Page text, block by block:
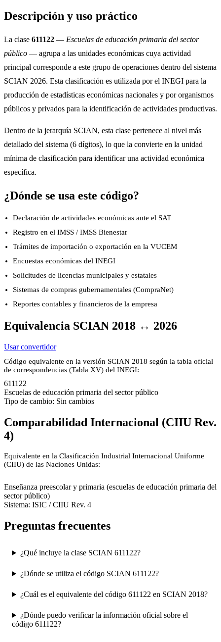
Descripción y uso práctico
La clase 611122 — Escuelas de educación primaria del sector
público — agrupa a las unidades económicas cuya actividad
principal corresponde a este grupo de operaciones dentro del sistema
SCIAN 2026. Esta clasificación es utilizada por el INEGI para la
producción de estadísticas económicas nacionales y por organismos
públicos y privados para la identificación de actividades productivas.
Dentro de la jerarquía SCIAN, esta clase pertenece al nivel más
detallado del sistema (6 dígitos), lo que la convierte en la unidad
mínima de clasificación para identificar una actividad económica
específica.
¿Dónde se usa este código?
Declaración de actividades económicas ante el SAT
Registro en el IMSS / IMSS Bienestar
Trámites de importación o exportación en la VUCEM
Encuestas económicas del INEGI
Solicitudes de licencias municipales y estatales
Sistemas de compras gubernamentales (CompraNet)
Reportes contables y financieros de la empresa
Equivalencia SCIAN 2018 ↔ 2026
Usar convertidor
Código equivalente en la versión SCIAN 2018 según la tabla oficial
de correspondencias (Tabla XV) del INEGI:
611122
Escuelas de educación primaria del sector público
Tipo de cambio: Sin cambios
Comparabilidad Internacional (CIIU Rev.
4)
Equivalente en la Clasificación Industrial Internacional Uniforme
(CIIU) de las Naciones Unidas:
Enseñanza preescolar y primaria (escuelas de educación primaria del
sector público)
Sistema: ISIC / CIIU Rev. 4
Preguntas frecuentes
¿Qué incluye la clase SCIAN 611122?
¿Dónde se utiliza el código SCIAN 611122?
¿Cuál es el equivalente del código 611122 en SCIAN 2018?
¿Dónde puedo verificar la información oficial sobre el
código 611122?